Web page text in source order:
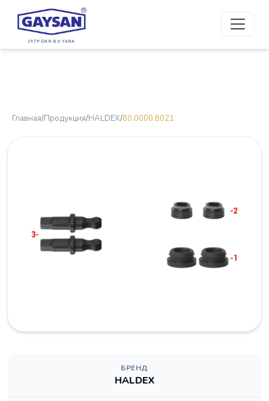
1979'DAN BU YANA
Главная/Продукция/HALDEX/80.0000.8021
БРЕНД
HALDEX